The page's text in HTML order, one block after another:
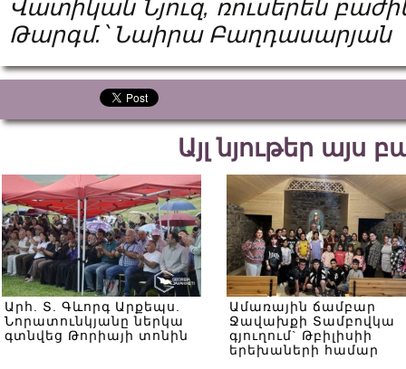
Վատիկան Նյուզ, ռուսերեն
Թարգմ.՝ Նաիրա Բաղդասարյան
Այլ նյութեր այս
Արհ. Տ. Գևորգ Արքեպս.
Նորատունկյանը ներկա
գտնվեց Թորիայի տոնին
Ամառային ճամբար
Ջավախքի Տամբովկա
գյուղում` Թբիլիսիի
երեխաների համար